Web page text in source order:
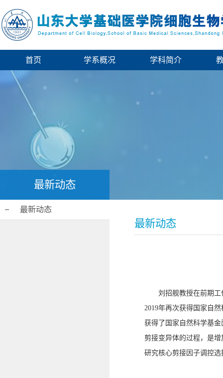
首页 学系概况 学科简介
最新动态
最新动态
最新动态
刘招舰教授在前期
2019年再次获得国家自然
获得了国家自然科学基
剪接变异体的过程，是
研究核心剪接因子调控